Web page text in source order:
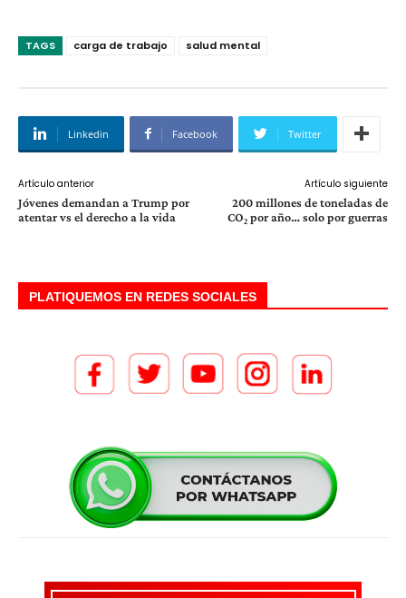
TAGS carga de trabajo salud mental
Linkedin Facebook Twitter
Artículo anterior
Jóvenes demandan a Trump por
atentar vs el derecho a la vida
Artículo siguiente
200 millones de toneladas de
CO₂ por año… solo por guerras
PLATIQUEMOS EN REDES SOCIALES